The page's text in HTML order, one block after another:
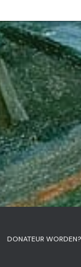
DONATEUR WORDEN?